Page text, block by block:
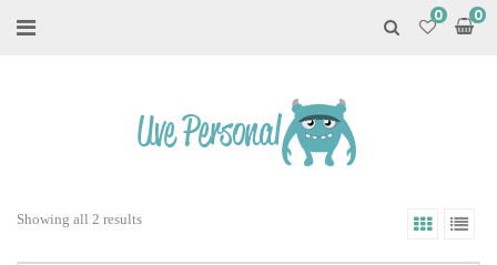
0
Showing all 2 results